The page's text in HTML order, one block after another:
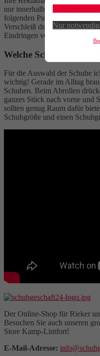
Nur
nur innerhalb von zwei Jahren
folgenden Punkten
Verschleiß durch Gebrauch,
Eindringen von Feuchtigkeit
Welche Schuhgröße
Für die Auswahl der Schuhe
wichtig! Gerade im Alltag
Schuhen. Beim Abrollen
ganzes Stück nach vorne und
sollten genug Raum dafür
Schuhgröße und einen
Der Online-Shop für Rieker
Besuchen Sie auch unseren
Store Kamp-Lintfort!
E-Mail-Adresse: